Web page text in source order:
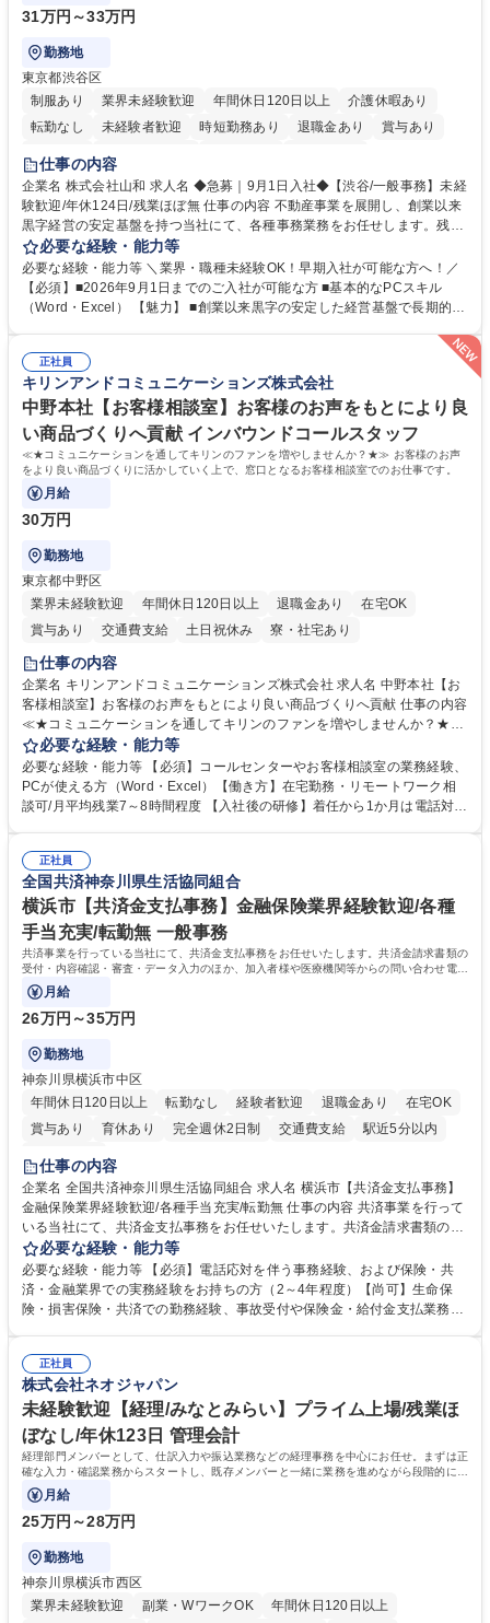
31万円～33万円
勤務地
東京都渋谷区
制服あり
業界未経験歓迎 年間休日120日以上
介護休暇あり
転勤なし
未経験者歓迎 時短勤務あり 退職金あり
賞与あり
育休あり
完全週休2日制
仕事の内容
企業名 株式会社山和 求人名 ◆急募｜9月1日入社◆【渋谷/一般事務】未経
験歓迎/年休124日/残業ほぼ無 仕事の内容 不動産事業を展開し、創業以来
黒字経営の安定基盤を持つ当社にて、各種事務業務をお任せします。残業
がほぼ発生せず、連続した日程の有給取得が可能なため、WLBを整えたい
方にお勧めの環境です！ 入社後はOJTを通じて丁寧に研修を行いますの
で、事務未経験の方でも安心して臨むことができます。 【業務詳細】■電
話・来客対応 ■物件の鍵や社内の備品管理 ■データ入力や書類作成 ■契約
必要な経験・能力等
必要な経験・能力等 ＼業界・職種未経験OK！早期入社が可能な方へ！／
【必須】■2026年9月1日までのご入社が可能な方 ■基本的なPCスキル
（Word・Excel） 【魅力】 ■創業以来黒字の安定した経営基盤で長期的に
両立が可能 ■有給取得を積極的に推奨、年間10日程度の取得実績 ■1ヶ月
のOJTで業務を習得可能、未経験でもしっかりサポート 学歴・資格 学
歴：大学院 大学 高専 短大 語学力： 資格：
正社員
キリンアンドコミュニケーションズ株式会社
中野本社【お客様相談室】お客様のお声をもとにより良
い商品づくりへ貢献 インバウンドコールスタッフ
≪★コミュニケーションを通してキリンのファンを増やしませんか？★≫ お客様のお声
をより良い商品づくりに活かしていく上で、窓口となるお客様相談室でのお仕事です。
月給
30万円
勤務地
東京都中野区
業界未経験歓迎
年間休日120日以上 退職金あり
在宅OK
賞与あり
交通費支給 土日祝休み 寮・社宅あり
仕事の内容
企業名 キリンアンドコミュニケーションズ株式会社 求人名 中野本社【お
客様相談室】お客様のお声をもとにより良い商品づくりへ貢献 仕事の内容
≪★コミュニケーションを通してキリンのファンを増やしませんか？★≫
お客様のお声をより良い商品づくりに活かしていく上で、窓口となるお客
様相談室でのお仕事です。 日々お客様からいただくキリングループへのご
意見を、企業活動に活かしています。お客様からの声に迅速かつ誠意をも
って対応、情報提供するとともにグループ内活動に反映しています。 【具
平均100件前後■メール・手紙：同上40件前後 募集職種 中野本社【お客様
相談室】お客様のお声をもとにより良い商品づくりへ貢献
必要な経験・能力等
必要な経験・能力等 【必須】コールセンターやお客様相談室の業務経験、
PCが使える方（Word・Excel）【働き方】在宅勤務・リモートワーク相
談可/月平均残業7～8時間程度 【入社後の研修】着任から1か月は電話対応
すのでご安心ください。 【当社について】キリングループの広報機能を担
う会社として、お客様との出会いを大切にし、磨き上げたホスピタリティ
を込めてコミュニケーションをとりながら広報関連業務を行っておりま
す。 学歴・資格 学歴：大学院 大学 高専 短大 専修学校 高校 語学力： 資
格：
正社員
全国共済神奈川県生活協同組合
横浜市【共済金支払事務】金融保険業界経験歓迎/各種
手当充実/転勤無 一般事務
共済事業を行っている当社にて、共済金支払事務をお任せいたします。共済金請求書類の
受付・内容確認・審査・データ入力のほか、加入者様や医療機関等からの問い合わせ電話
対応や書類発送等を担当します。
月給
26万円～35万円
勤務地
神奈川県横浜市中区
年間休日120日以上
転勤なし 経験者歓迎 退職金あり
在宅OK
賞与あり
育休あり 完全週休2日制 交通費支給
駅近5分以内
土日祝休み
仕事の内容
企業名 全国共済神奈川県生活協同組合 求人名 横浜市【共済金支払事務】
金融保険業界経験歓迎/各種手当充実/転勤無 仕事の内容 共済事業を行って
いる当社にて、共済金支払事務をお任せいたします。共済金請求書類の受
付・内容確認・審査・データ入力のほか、加入者様や医療機関等からの問
い合わせ電話対応や書類発送等を担当します。 ■共済金請求書類の受付、
内容確認、および共済金支払に関する審査・事務処理業務全般を担当 ■専
用システムへのデータ入力、各種必要書類の作成・発送作業 ■加入者様や
指定する業務 募集職種 横浜市【共済金支払事務】金融保険業界経験歓迎/
各種手当充実/転勤無
必要な経験・能力等
必要な経験・能力等 【必須】電話応対を伴う事務経験、および保険・共
済・金融業界での実務経験をお持ちの方（2～4年程度）【尚可】生命保
険・損害保険・共済での勤務経験、事故受付や保険金・給付金支払業務経
務へのキャリアチェンジ希望者も大歓迎です！ 学歴・資格 学歴：大学院
大学 高専 短大 専修学校 高校 語学力： 資格：
正社員
株式会社ネオジャパン
未経験歓迎【経理/みなとみらい】プライム上場/残業ほ
ぼなし/年休123日 管理会計
経理部門メンバーとして、仕訳入力や振込業務などの経理事務を中心にお任せ。まずは正
確な入力・確認業務からスタートし、既存メンバーと一緒に業務を進めながら段階的に経
理知識を身につけていただきます。
月給
25万円～28万円
勤務地
神奈川県横浜市西区
業界未経験歓迎
副業・WワークOK
年間休日120日以上